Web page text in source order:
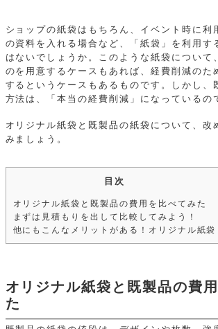
ショップの紙袋はもちろん、イベント時に利
の資料を入れる場合など、「紙袋」を利用す
はないでしょうか。このような紙袋について
のを用意するケースもあれば、経費削減のた
するというケースもあるものです。しかし、
方法は、「本当の経費削減」になっているの
オリジナル紙袋と既製品の紙袋について、改
みましょう。
目次
オリジナル紙袋と既製品の費用を比べてみた
まずは見積もりを出して比較してみよう！
他にもこんなメリットがある！オリジナル紙袋
オリジナル紙袋と既製品の費
た